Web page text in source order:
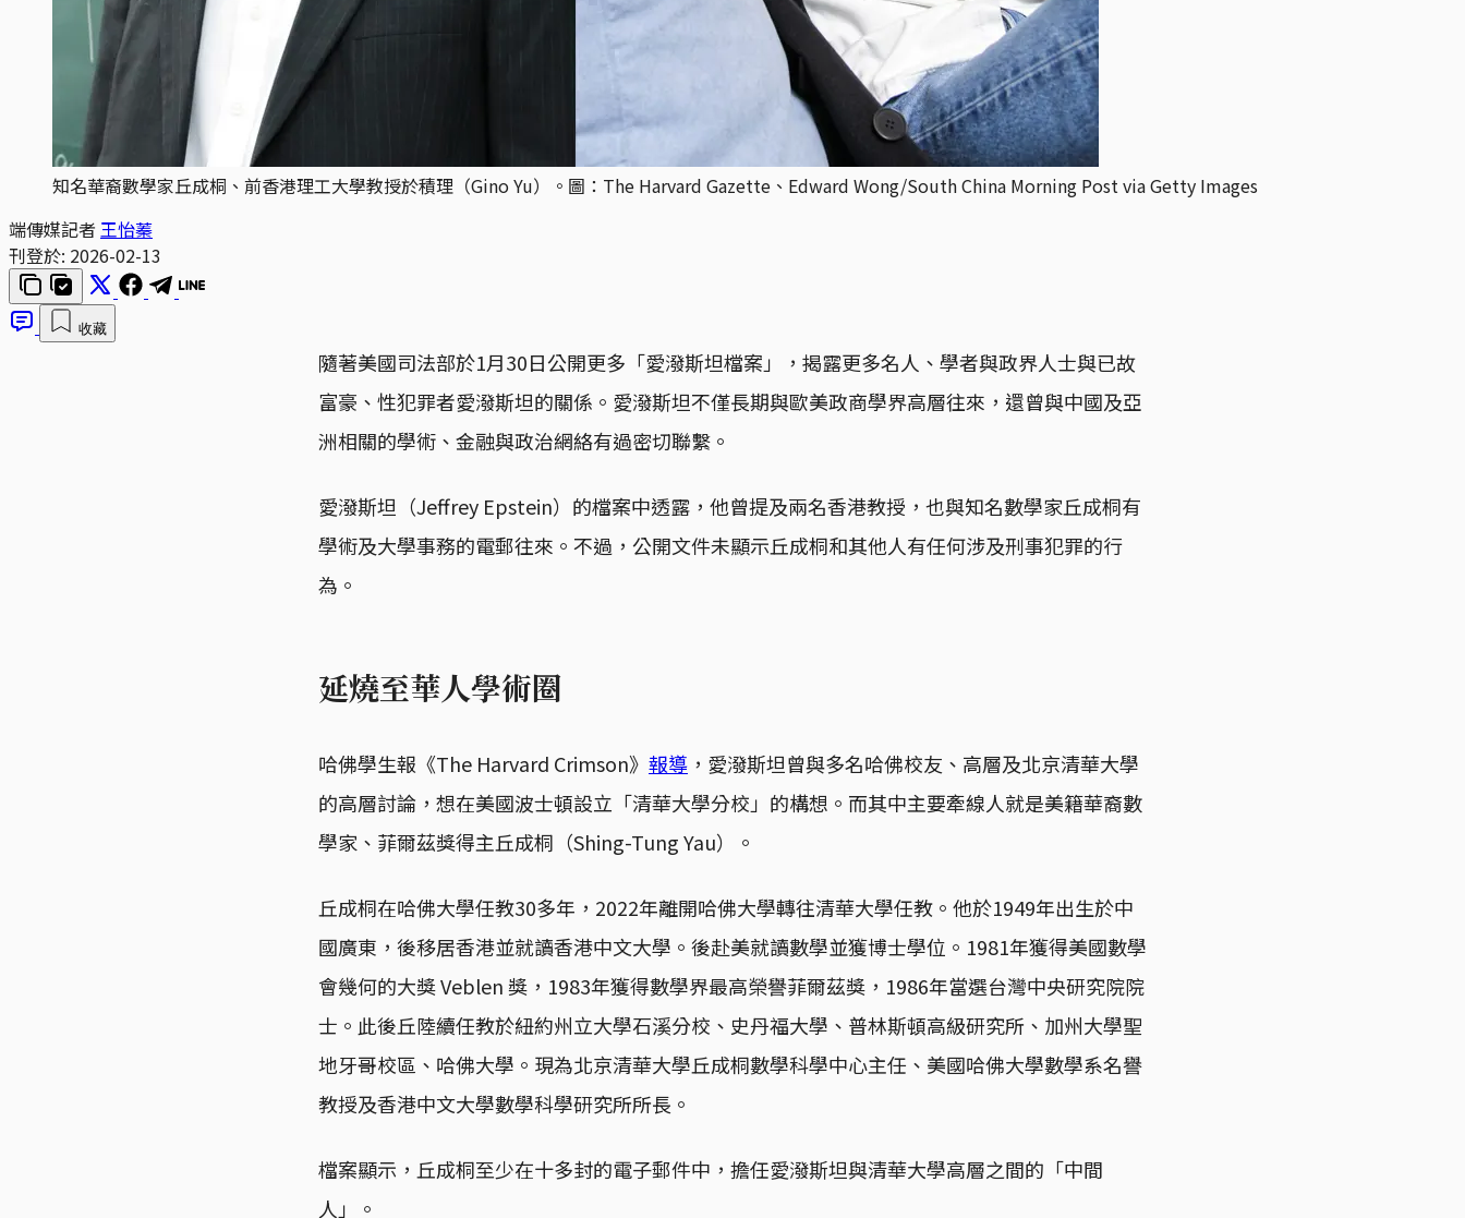
知名華裔數學家丘成桐、前香港理工大學教授於積理（Gino Yu）。圖：The Harvard Gazette、Edward Wong/South China Morning Post via Getty Images
端傳媒記者 王怡蓁
刊登於: 2026-02-13
收藏
隨著美國司法部於1月30日公開更多「愛潑斯坦檔案」，揭露更多名人、學者與政界人士與已故
富豪、性犯罪者愛潑斯坦的關係。愛潑斯坦不僅長期與歐美政商學界高層往來，還曾與中國及亞
洲相關的學術、金融與政治網絡有過密切聯繫。
愛潑斯坦（Jeffrey Epstein）的檔案中透露，他曾提及兩名香港教授，也與知名數學家丘成桐有
學術及大學事務的電郵往來。不過，公開文件未顯示丘成桐和其他人有任何涉及刑事犯罪的行
為。
延燒至華人學術圈
哈佛學生報《The Harvard Crimson》 報導 ，愛潑斯坦曾與多名哈佛校友、高層及北京清華大學
的高層討論，想在美國波士頓設立「清華大學分校」的構想。而其中主要牽線人就是美籍華裔數
學家、菲爾茲獎得主丘成桐（Shing-Tung Yau）。
丘成桐在哈佛大學任教30多年，2022年離開哈佛大學轉往清華大學任教。他於1949年出生於中
國廣東，後移居香港並就讀香港中文大學。後赴美就讀數學並獲博士學位。1981年獲得美國數學
會幾何的大獎 Veblen 獎，1983年獲得數學界最高榮譽菲爾茲獎，1986年當選台灣中央研究院院
士。此後丘陸續任教於紐約州立大學石溪分校、史丹福大學、普林斯頓高級研究所、加州大學聖
地牙哥校區、哈佛大學。現為北京清華大學丘成桐數學科學中心主任、美國哈佛大學數學系名譽
教授及香港中文大學數學科學研究所所長。
檔案顯示，丘成桐至少在十多封的電子郵件中，擔任愛潑斯坦與清華大學高層之間的「中間
人」。